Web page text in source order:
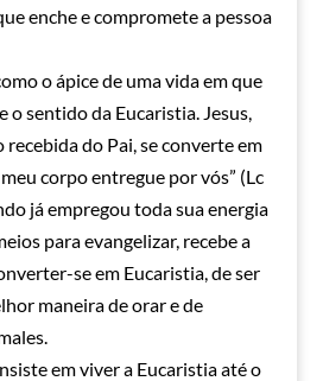
enche e compromete a pessoa
o ápice de uma vida em que
o sentido da Eucaristia. Jesus,
recebida do Pai, se converte em
corpo entregue por vós” (Lc
já empregou toda sua energia
para evangelizar, recebe a
se em Eucaristia, de ser
maneira de orar e de
em viver a Eucaristia até o